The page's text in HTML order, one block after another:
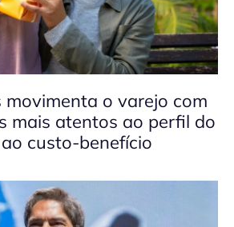
movimenta o varejo com
mais atentos ao perfil do
custo-benefício